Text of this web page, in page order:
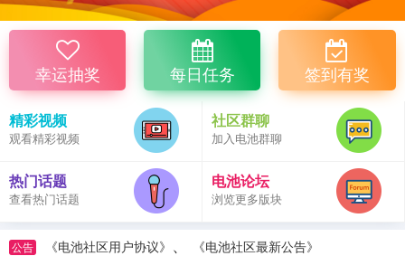
幸运抽奖 每日任务 签到有奖
精彩视频
观看精彩视频
社区群聊
加入电池群聊
热门话题
查看热门话题
电池论坛
浏览更多版块
公告 《电池社区用户协议》 、 《电池社区最新公告》